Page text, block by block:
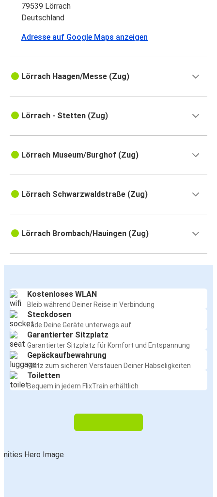
79539 Lörrach
Deutschland
Adresse auf Google Maps anzeigen
Lörrach Haagen/Messe (Zug)
Lörrach - Stetten (Zug)
Lörrach Museum/Burghof (Zug)
Lörrach Schwarzwaldstraße (Zug)
Lörrach Brombach/Hauingen (Zug)
Kostenloses WLAN
Bleib während Deiner Reise in Verbindung
Steckdosen
Lade Deine Geräte unterwegs auf
Garantierter Sitzplatz
Garantierter Sitzplatz für Komfort und Entspannung
Gepäckaufbewahrung
Platz zum sicheren Verstauen Deiner Habseligkeiten
Toiletten
Bequem in jedem FlixTrain erhältlich